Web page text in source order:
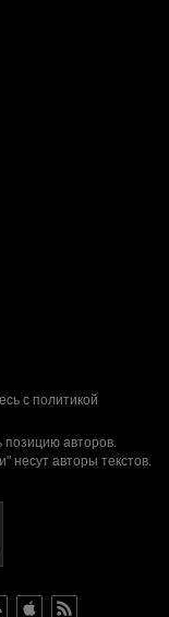
с политикой
авторов.
несут авторы текстов.